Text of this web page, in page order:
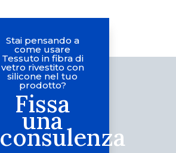
Stai pensando a
come usare
Tessuto in fibra di
vetro rivestito con
silicone nel tuo
prodotto?
Fissa
una
consulenza